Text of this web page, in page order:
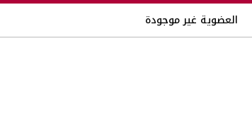
العضوية غير موجودة